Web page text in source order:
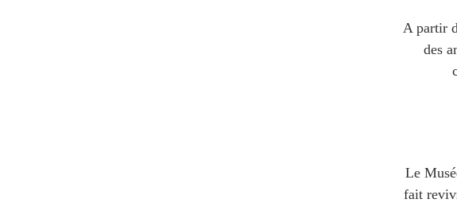
A partir
des
Le
fait